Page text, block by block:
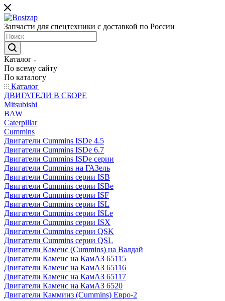
Запчасти для спецтехники с доставкой по России
Каталог
По всему сайту
По каталогу
Каталог
ДВИГАТЕЛИ В СБОРЕ
Mitsubishi
BAW
Caterpillar
Cummins
Двигатели Cummins ISDe 4.5
Двигатели Cummins ISDe 6.7
Двигатели Cummins ISDe серии
Двигатели Cummins на ГАЗель
Двигатели Cummins серии ISB
Двигатели Cummins серии ISBe
Двигатели Cummins серии ISF
Двигатели Cummins серии ISL
Двигатели Cummins серии ISLe
Двигатели Cummins серии ISX
Двигатели Cummins серии QSK
Двигатели Cummins серии QSL
Двигатели Каменс (Cummins) на Валдай
Двигатели Каменс на КамАЗ 65115
Двигатели Каменс на КамАЗ 65116
Двигатели Каменс на КамАЗ 65117
Двигатели Каменс на КамАЗ 6520
Двигатели Камминз (Cummins) Евро-2